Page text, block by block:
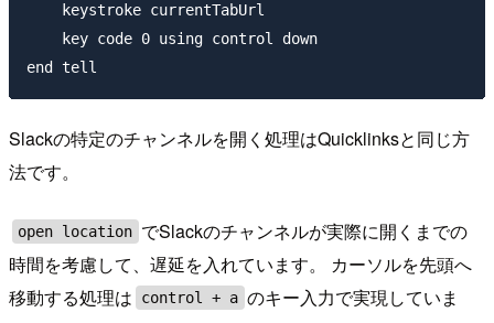
    keystroke currentTabUrl
    key code 0 using control down
Slackの特定のチャンネルを開く処理はQuicklinksと同じ方
法です。
open location でSlackのチャンネルが実際に開くまでの
時間を考慮して、遅延を入れています。 カーソルを先頭へ
移動する処理は
control + a のキー入力で実現していま